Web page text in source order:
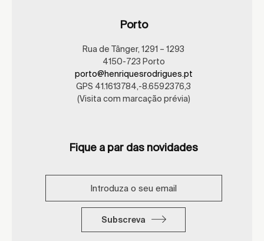
Porto
Rua de Tânger, 1291 – 1293
4150-723 Porto
porto@henriquesrodrigues.pt
GPS 41.1613784,-8.6592376,3
(Visita com marcação prévia)
Fique a par das novidades
Subscreva